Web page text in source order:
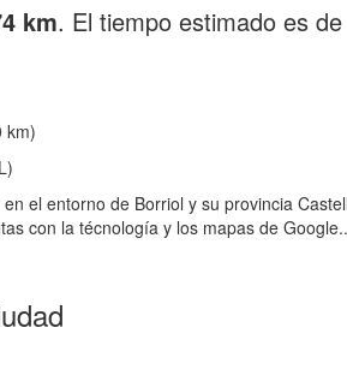
km. El tiempo estimado es de
km)
en el entorno de Borriol y su provincia
con la técnología y los mapas de Google..